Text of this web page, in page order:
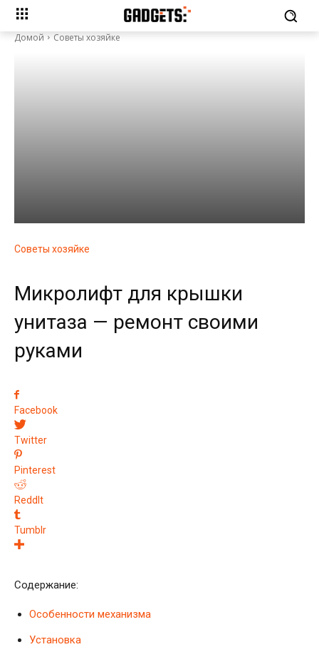
Домой Советы хозяйке
Советы хозяйке
Микролифт для крышки
унитаза — ремонт своими
руками
Facebook
Twitter
Pinterest
ReddIt
Tumblr
Содержание:
Особенности механизма
Установка